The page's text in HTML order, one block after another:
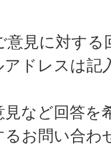
意見に対する
ドレスは記
など回答を
るお問い合